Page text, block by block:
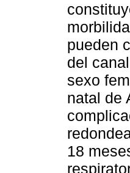
pueden
del
sexo
natal de
18